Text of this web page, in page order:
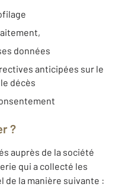
données
anticipées sur le
décès
?
auprès de la société
qui a collecté les
de la manière suivante :